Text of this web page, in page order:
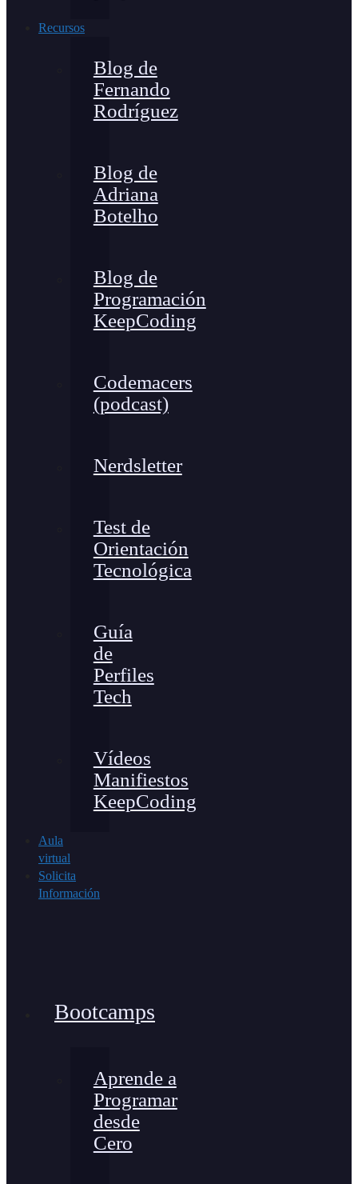
Recursos
Blog de
Fernando
Rodríguez
Blog de
Adriana
Botelho
Blog de
Programación
KeepCoding
Codemacers
(podcast)
Nerdsletter
Test de
Orientación
Tecnológica
Guía
de
Perfiles
Tech
Vídeos
Manifiestos
KeepCoding
Aula
virtual
Solicita
Información
Bootcamps
Aprende a
Programar
desde
Cero